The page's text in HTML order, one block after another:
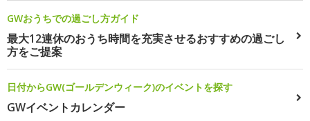
GWおうちでの過ごし方ガイド
最大12連休のおうち時間を充実させるおすすめの過ごし
方をご提案
日付からGW(ゴールデンウィーク)のイベントを探す
GWイベントカレンダー